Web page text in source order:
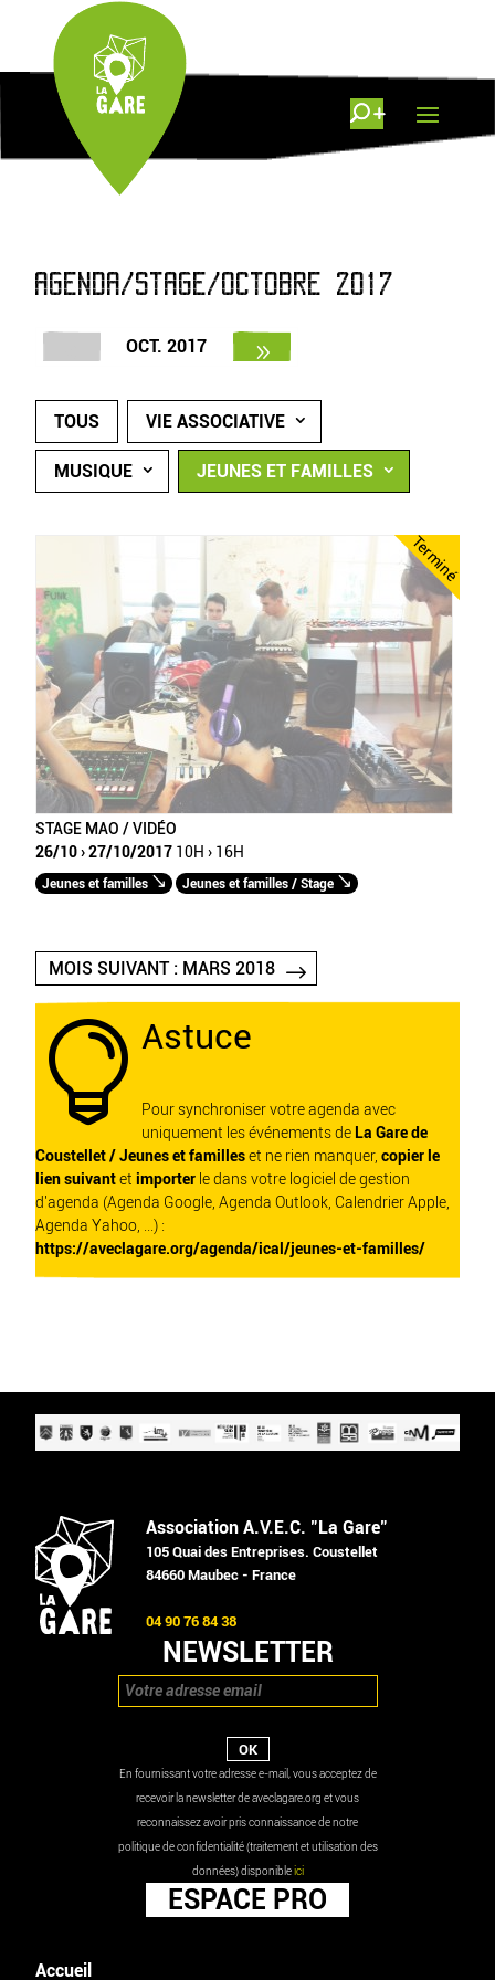
AGENDA/STAGE/OCTOBRE 2017
OCT. 2017
TOUS VIE ASSOCIATIVE
MUSIQUE JEUNES ET FAMILLES
Terminé
STAGE MAO / VIDÉO
26/10 › 27/10/2017 10H › 16H
Jeunes et familles Jeunes et familles / Stage
MOIS SUIVANT : MARS 2018
 Astuce
Pour synchroniser votre agenda avec
uniquement les événements de La Gare de
Coustellet / Jeunes et familleset ne rien manquer, copier le
lien suivantet importer le dans votre logiciel de gestion
d'agenda (Agenda Google, Agenda Outlook, Calendrier Apple,
Agenda Yahoo, ...) :
https://aveclagare.org/agenda/ical/jeunes-et-familles/
Association A.V.E.C. "La Gare"
105 Quai des Entreprises. Coustellet
84660 Maubec - France
04 90 76 84 38
NEWSLETTER
En fournissant votre adresse e-mail, vous acceptez de
recevoir la newsletter de aveclagare.org et vous
reconnaissez avoir pris connaissance de notre
politique de confidentialité (traitement et utilisation des
données) disponibleici
ESPACE PRO
Accueil